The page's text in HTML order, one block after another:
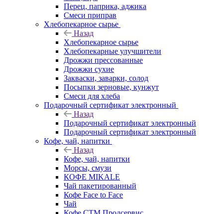
Перец, паприка, аджика
Смеси приправ
Хлебопекарное сырье
Назад
Хлебопекарное сырье
Хлебопекарные улучшители
Дрожжи прессованные
Дрожжи сухие
Закваски, заварки, солод
Посыпки зерновые, кунжут
Смеси для хлеба
Подарочный сертификат электронный
Назад
Подарочный сертификат электронный
Подарочный сертификат электронный
Кофе, чай, напитки
Назад
Кофе, чай, напитки
Морсы, смузи
КОФЕ MIKALE
Чай пакетированный
Кофе Face to Face
Чай